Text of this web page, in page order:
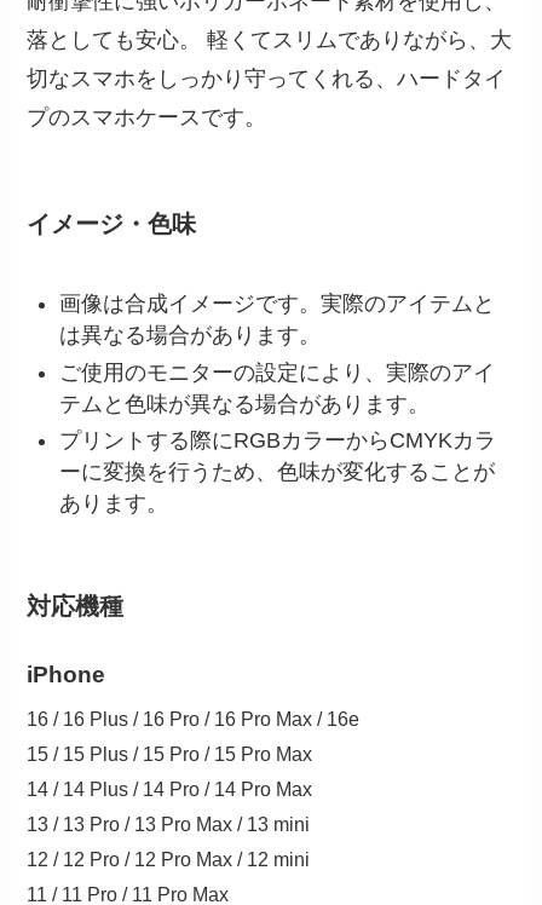
落としても安心。 軽くてスリムでありながら、大
切なスマホをしっかり守ってくれる、ハードタイ
プのスマホケースです。
イメージ・色味
画像は合成イメージです。実際のアイテムと
は異なる場合があります。
ご使用のモニターの設定により、実際のアイ
テムと色味が異なる場合があります。
プリントする際にRGBカラーからCMYKカラ
ーに変換を行うため、色味が変化することが
あります。
対応機種
iPhone
16 / 16 Plus / 16 Pro / 16 Pro Max / 16e
15 / 15 Plus / 15 Pro / 15 Pro Max
14 / 14 Plus / 14 Pro / 14 Pro Max
13 / 13 Pro / 13 Pro Max / 13 mini
12 / 12 Pro / 12 Pro Max / 12 mini
11 / 11 Pro / 11 Pro Max